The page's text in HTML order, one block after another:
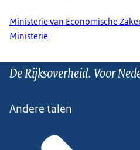
Ministerie van Economische
Ministerie
De Rijksoverheid. Voor
Andere talen